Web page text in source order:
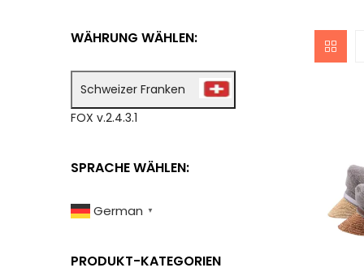
WÄHRUNG WÄHLEN:
Schweizer Franken
FOX v.2.4.3.1
SPRACHE WÄHLEN:
German ▼
PRODUKT-KATEGORIEN